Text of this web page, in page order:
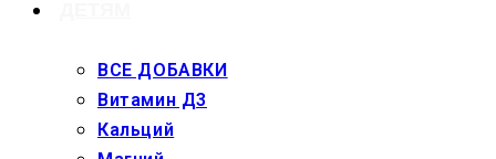
ВСЕ ДОБАВКИ
Витамин Д3
Кальций